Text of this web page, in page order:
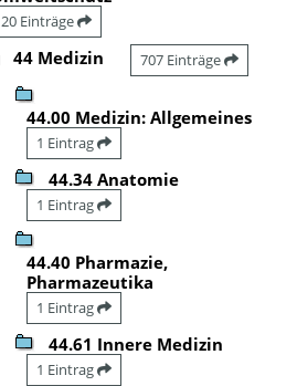
20 Einträge
44 Medizin 707 Einträge
44.00 Medizin: Allgemeines
1 Eintrag
44.34 Anatomie
1 Eintrag
44.40 Pharmazie,
Pharmazeutika
1 Eintrag
44.61 Innere Medizin
1 Eintrag